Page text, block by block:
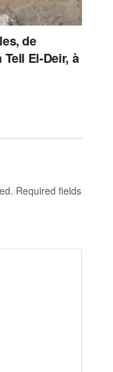
de
El-Deir, à
Required fields